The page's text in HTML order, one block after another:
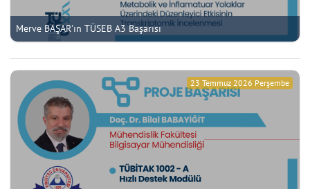
Merve BAŞAR'ın TÜSEB A3 Başarısı
23 Temmuz 2026 Perşembe